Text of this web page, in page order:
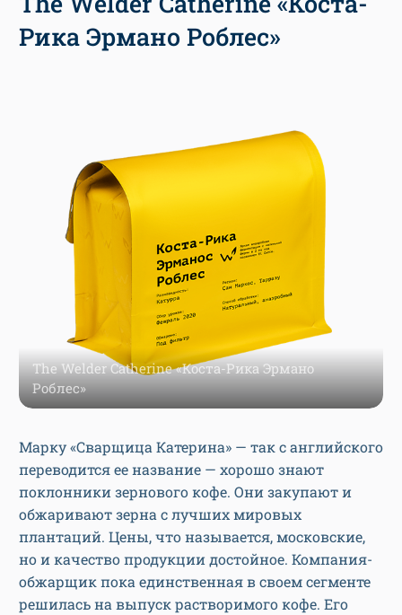
Рика Эрмано Роблес»
The Welder Catherine «Коста-Рика Эрмано
Роблес»
Марку «Сварщица Катерина» — так с английского
переводится ее название — хорошо знают
поклонники зернового кофе. Они закупают и
обжаривают зерна с лучших мировых
плантаций. Цены, что называется, московские,
но и качество продукции достойное. Компания-
обжарщик пока единственная в своем сегменте
решилась на выпуск растворимого кофе. Его